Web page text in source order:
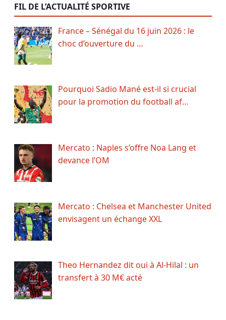
FIL DE L’ACTUALITÉ SPORTIVE
France – Sénégal du 16 juin 2026 : le
choc d’ouverture du …
Pourquoi Sadio Mané est-il si crucial
pour la promotion du football af…
Mercato : Naples s’offre Noa Lang et
devance l’OM
Mercato : Chelsea et Manchester United
envisagent un échange XXL
Theo Hernandez dit oui à Al-Hilal : un
transfert à 30 M€ acté